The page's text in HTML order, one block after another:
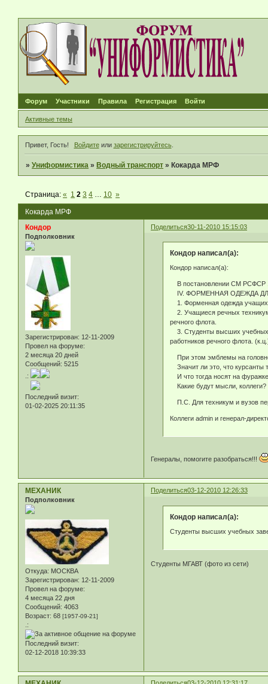
Форум Участники Правила Регистрация Войти
Активные темы
Привет, Гость! Войдитеили зарегистрируйтесь.
»Униформистика » Водный транспорт » Кокарда МРФ
Кокарда МРФ
Страница:« 1 2 3 4 10 »
Поделиться30-11-2010 15:15:03
Кондор
Подполковник
Зарегистрирован: 12-11-2009
Провел на форуме:
2 месяца 20 дней
Сообщений: 5215
.:
Последний визит:
01-02-2025 20:11:35
Кондор написал(а):
Кондор написал(а):
В постановлении СМ РСФСР
IV. ФОРМЕННАЯ ОДЕЖДА
1. Форменная одежда
2. Учащиеся речных
речного флота.
3. Студенты высших учебных
работников речного флота.
При этом эмблемы на
Значит ли это, что курсанты
И что тогда носят на
Какие будут мысли, коллеги?
П.С. Для техникум и вузов
Коллеги admin и генерал-
Генералы, помогите разобраться!!!
Поделиться03-12-2010 12:26:33
МЕХАНИК
Подполковник
Откуда: МОСКВА
Зарегистрирован: 12-11-2009
Провел на форуме:
4 месяца 22 дня
Сообщений: 4063
Возраст: 68 [1957-09-21]
.:
Последний визит:
02-12-2018 10:39:33
Кондор написал(а):
Студенты высших учебных
Студенты МГАВТ (фото из сети)